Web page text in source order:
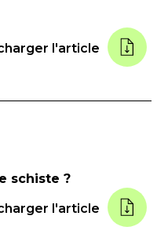
l'article
schiste ?
l'article